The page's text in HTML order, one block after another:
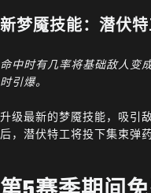
新梦魇技能：潜伏
命中时有几率将基础敌人变
时引爆。
升级最新的梦魇技能，吸引
后，潜伏特工将投下集束弹
第5赛季期间